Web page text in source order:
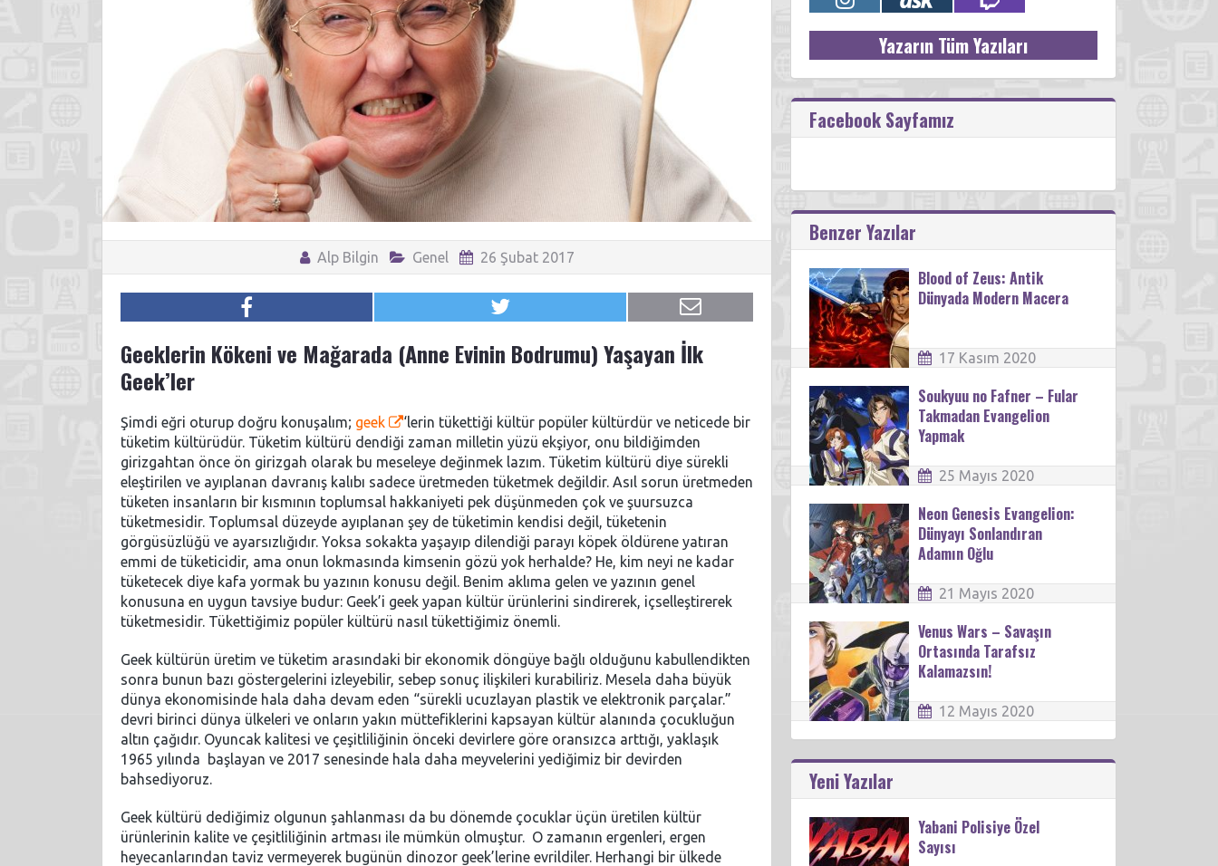
Alp Bilgin Genel 26 Şubat 2017
Geeklerin Kökeni ve Mağarada (Anne Evinin Bodrumu) Yaşayan İlk
Geek’ler
Şimdi eğri oturup doğru konuşalım; geek
‘lerin tükettiği kültür popüler kültürdür ve neticede bir
tüketim kültürüdür. Tüketim kültürü dendiği zaman milletin yüzü ekşiyor, onu bildiğimden
girizgahtan önce ön girizgah olarak bu meseleye değinmek lazım. Tüketim kültürü diye sürekli
eleştirilen ve ayıplanan davranış kalıbı sadece üretmeden tüketmek değildir. Asıl sorun üretmeden
tüketen insanların bir kısmının toplumsal hakkaniyeti pek düşünmeden çok ve şuursuzca
tüketmesidir. Toplumsal düzeyde ayıplanan şey de tüketimin kendisi değil, tüketenin
görgüsüzlüğü ve ayarsızlığıdır. Yoksa sokakta yaşayıp dilendiği parayı köpek öldürene yatıran
emmi de tüketicidir, ama onun lokmasında kimsenin gözü yok herhalde? He, kim neyi ne kadar
tüketecek diye kafa yormak bu yazının konusu değil. Benim aklıma gelen ve yazının genel
konusuna en uygun tavsiye budur: Geek’i geek yapan kültür ürünlerini sindirerek, içselleştirerek
tüketmesidir. Tükettiğimiz popüler kültürü nasıl tükettiğimiz önemli.
Geek kültürün üretim ve tüketim arasındaki bir ekonomik döngüye bağlı olduğunu kabullendikten
sonra bunun bazı göstergelerini izleyebilir, sebep sonuç ilişkileri kurabiliriz. Mesela daha büyük
dünya ekonomisinde hala daha devam eden “sürekli ucuzlayan plastik ve elektronik parçalar.”
devri birinci dünya ülkeleri ve onların yakın müttefiklerini kapsayan kültür alanında çocukluğun
altın çağıdır. Oyuncak kalitesi ve çeşitliliğinin önceki devirlere göre oransızca arttığı, yaklaşık
1965 yılında başlayan ve 2017 senesinde hala daha meyvelerini yediğimiz bir devirden
bahsediyoruz.
Geek kültürü dediğimiz olgunun şahlanması da bu dönemde çocuklar üçün üretilen kültür
ürünlerinin kalite ve çeşitliliğinin artması ile mümkün olmuştur. O zamanın ergenleri, ergen
heyecanlarından taviz vermeyerek bugünün dinozor geek’lerine evrildiler. Herhangi bir ülkede
Yazarın Tüm Yazıları
Facebook Sayfamız
Benzer Yazılar
Blood of Zeus: Antik
Dünyada Modern Macera
17 Kasım 2020
Soukyuu no Fafner – Fular
Takmadan Evangelion
Yapmak
25 Mayıs 2020
Neon Genesis Evangelion:
Dünyayı Sonlandıran
Adamın Oğlu
21 Mayıs 2020
Venus Wars – Savaşın
Ortasında Tarafsız
Kalamazsın!
12 Mayıs 2020
Yeni Yazılar
Yabani Polisiye Özel
Sayısı